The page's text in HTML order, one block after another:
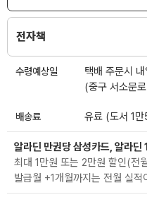
전자책
수령예상일
택배 주문시
(중구 서소문
배송료 유료 (도서 1
알라딘 만권당 삼성카드, 알라딘
최대 1만원 또는 2만원 할인(
발급월 +1개월까지는 전월 실